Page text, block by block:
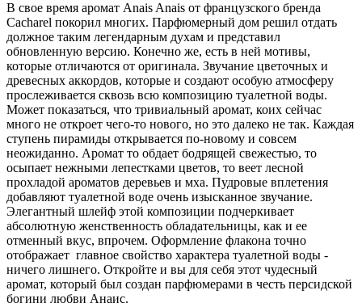
В свое время аромат Anais Anais от французского бренда
Cacharel покорил многих. Парфюмерный дом решил отдать
должное таким легендарным духам и представил
обновленную версию. Конечно же, есть в ней мотивы,
которые отличаются от оригинала. Звучание цветочных и
древесных аккордов, которые и создают особую атмосферу
прослеживается сквозь всю композицию туалетной воды.
Может показаться, что тривиальный аромат, коих сейчас
много не откроет чего-то нового, но это далеко не так. Каждая
ступень пирамиды открывается по-новому и совсем
неожиданно. Аромат то обдает бодрящей свежестью, то
осыпает нежными лепестками цветов, то веет лесной
прохладой ароматов деревьев и мха. Пудровые вплетения
добавляют туалетной воде очень изысканное звучание.
Элегантный шлейф этой композиции подчеркивает
абсолютную женственность обладательницы, как и ее
отменный вкус, впрочем. Оформление флакона точно
отображает главное свойство характера туалетной воды -
ничего лишнего. Откройте и вы для себя этот чудесный
аромат, который был создан парфюмерами в честь персидской
богини любви Анаис.